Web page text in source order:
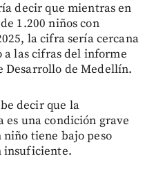
decir que mientras en
1.200 niños con
la cifra sería cercana
a las cifras del informe
Desarrollo de Medellín.
decir que la
una condición grave
niño tiene bajo peso
insuficiente.